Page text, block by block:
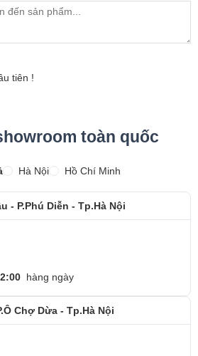
hãng theo mã máy , dán tem
mới
khách hàng !
dành thời gian tham khảo và
màn hình tại Ngọc Nguyễn
sửa chữa: 0944-283-283
tiên !
toàn quốc
Hà Nội Hồ Chí Minh
- P.Phú Diễn - Tp.Hà Nội
hàng ngày
Chợ Dừa - Tp.Hà Nội